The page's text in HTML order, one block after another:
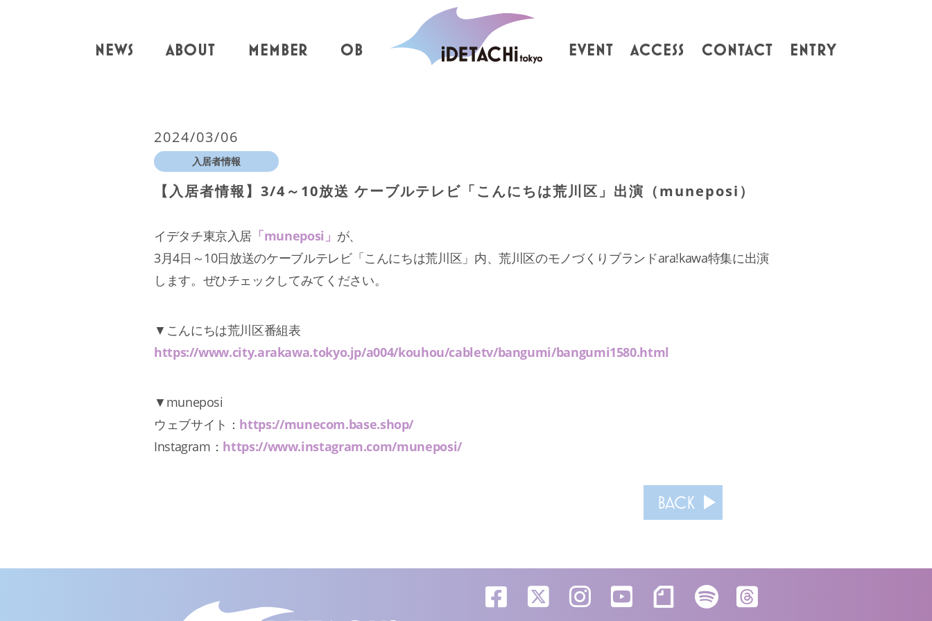
NEWS ABOUT MEMBER OB EVENT ACCESS CONTACT ENTRY
2024/03/06
入居者情報
【入居者情報】3/4～10放送 ケーブルテレビ「こんにちは荒川区」出演（muneposi）
イデタチ東京入居 「muneposi」 が、
3月4日～10日放送のケーブルテレビ「こんにちは荒川区」内、荒川区のモノづくりブランドara!kawa特集に出演
します。ぜひチェックしてみてください。
▼こんにちは荒川区番組表
https://www.city.arakawa.tokyo.jp/a004/kouhou/cabletv/bangumi/bangumi1580.html
▼muneposi
ウェブサイト： https://munecom.base.shop/
Instagram： https://www.instagram.com/muneposi/
BACK